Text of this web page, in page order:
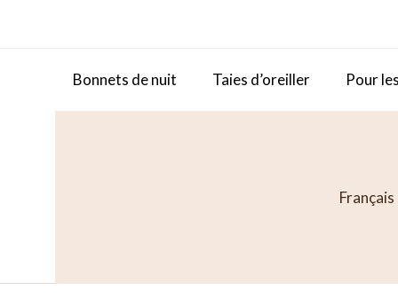
Bonnets de nuit Taies d’oreiller Pour
Français